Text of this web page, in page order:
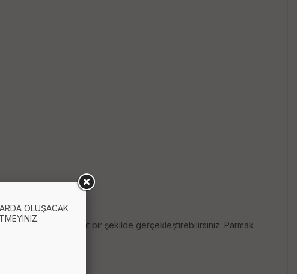
çok daha rahat bir şekilde gerçekleştirebilirsiniz. Parmak
OLUŞACAK